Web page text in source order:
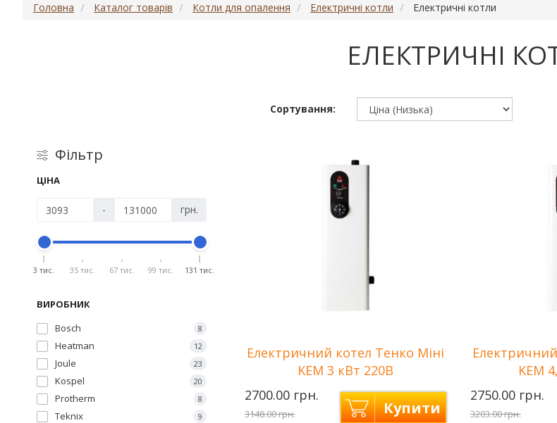
Головна Каталог товарів Котли для опалення Електричні котли Електричні котли
ЕЛЕКТРИЧНІ
Сортування:
Фільтр
ЦІНА
- грн.
3 тис. 35 тис. 67 тис. 99 тис. 131 тис.
ВИРОБНИК
Bosch
8
Heatman 12
Joule 23
Kospel 20
Protherm 8
Teknix 9
Електричний котел Тенко Міні
KEМ 3 кВт 220В
2700.00 грн.
3148.00 грн. Купити
KEМ
2750.00 грн.
3203.00 грн.